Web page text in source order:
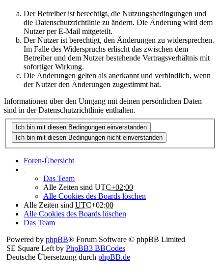
Der Betreiber ist berechtigt, die Nutzungsbedingungen und
die Datenschutzrichtlinie zu ändern. Die Änderung wird dem
Nutzer per E-Mail mitgeteilt.
Der Nutzer ist berechtigt, den Änderungen zu widersprechen.
Im Falle des Widerspruchs erlischt das zwischen dem
Betreiber und dem Nutzer bestehende Vertragsverhältnis mit
sofortiger Wirkung.
Die Änderungen gelten als anerkannt und verbindlich, wenn
der Nutzer den Änderungen zugestimmt hat.
Informationen über den Umgang mit deinen persönlichen Daten
sind in der Datenschutzrichtlinie enthalten.
Foren-Übersicht
Das Team
Alle Zeiten sind UTC+02:00
Alle Cookies des Boards löschen
Alle Zeiten sind UTC+02:00
Alle Cookies des Boards löschen
Das Team
Powered by phpBB® Forum Software © phpBB Limited
SE Square Left by PhpBB3 BBCodes
Deutsche Übersetzung durch phpBB.de